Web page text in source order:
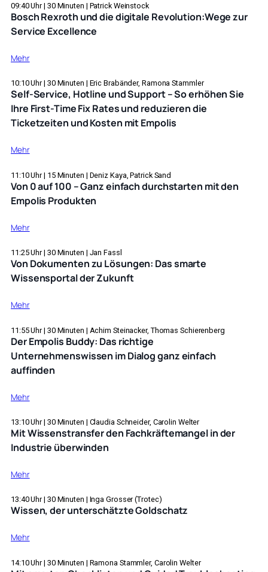
Smarter.
Zukunftsfähig.
Wissen
KI
Schlüssel
für
eine
starke
09:40Uhr | 30Minuten | Patrick Weinstock
Bosch Rexroth und die digitale Revolution:Wege zur
Service Excellence
Mehr:
Rexroth
und
die
digitale
zur
Excellence
10:10Uhr | 30Minuten | Eric Brabänder, Ramona Stammler
Self-Service, Hotline und Support – So erhöhen Sie
Ihre First-Time Fix Rates und reduzieren die
Ticketzeiten und Kosten mit Empolis
Mehr:
Service,
Hotline
und
–
erhöhen
Sie
Ihre
Time
Rates
und
reduzieren
die
und
mit
Empolis
11:10Uhr | 15Minuten | Deniz Kaya, Patrick Sand
Von 0 auf 100 – Ganz einfach durchstarten mit den
Empolis Produkten
Mehr:
0
auf
100
Ganz
durchstarten
mit
den
Empolis
11:25Uhr | 30Minuten | Jan Fassl
Von Dokumenten zu Lösungen: Das smarte
Wissensportal der Zukunft
Mehr:
Dokumenten
zu
Lösungen:
Das
Wissensportal
Zukunft
11:55Uhr | 30Minuten | Achim Steinacker, Thomas Schierenberg
Der Empolis Buddy: Das richtige
Unternehmenswissen im Dialog ganz einfach
auffinden
Mehr:
Empolis
Buddy:
Das
Unternehmenswissen
Dialog
ganz
auffinden
13:10Uhr | 30Minuten | Claudia Schneider, Carolin Welter
Mit Wissenstransfer den Fachkräftemangel in der
Industrie überwinden
Mehr:
Wissenstransfer
den
in
Industrie
13:40Uhr | 30Minuten | Inga Grosser (Trotec)
Wissen, der unterschätzte Goldschatz
Mehr:
der unterschätzte Goldschatz
14:10Uhr | 30Minuten | Ramona Stammler, Carolin Welter